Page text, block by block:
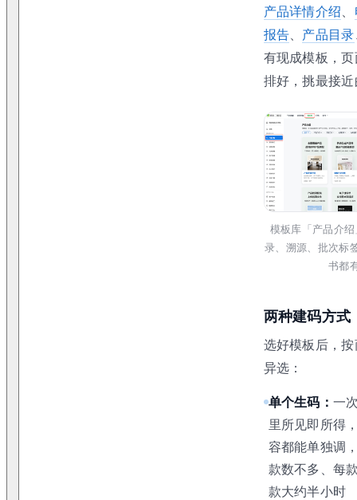
产品详情介绍
报告
产品目录
有现成模板，
排好，挑最接
模板库「产品介
录、溯源、批次标
书都
两种建码方式
选好模板后，
异选：
单个生码：一
里所见即所得
容都能单独调
款数不多、每
款大约半小时